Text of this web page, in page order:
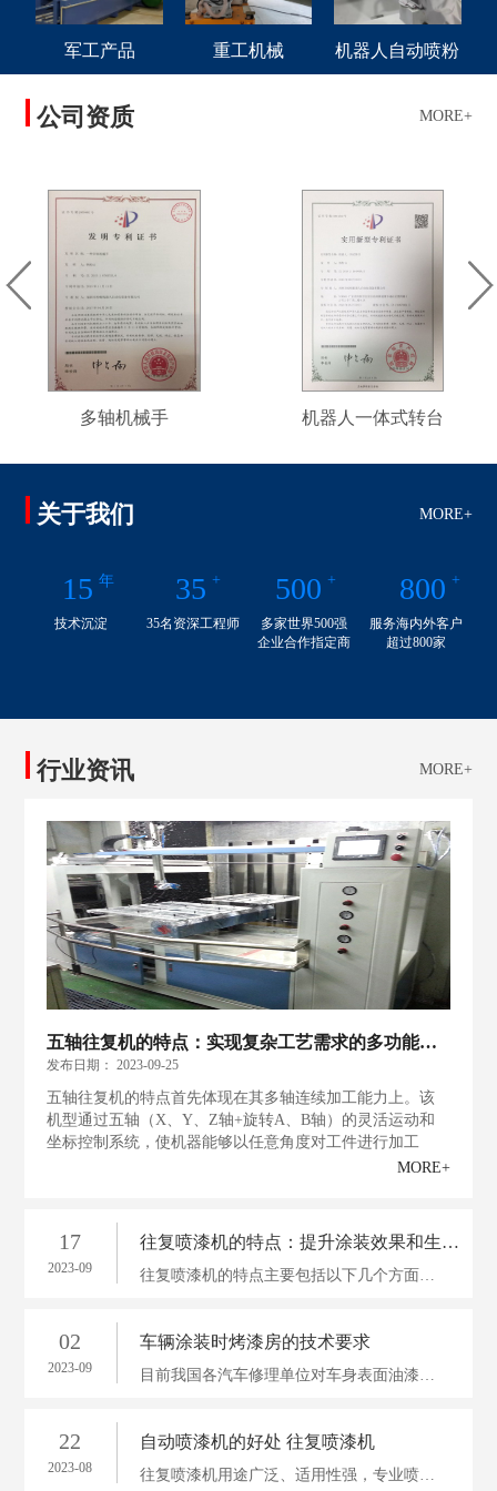
军工产品 重工机械 机器人自动喷粉
公司资质 MORE+
多轴机械手 机器人一体式转台
关于我们 MORE+
15 年
技术沉淀
35 +
35名资深工程师
500 +
多家世界500强
企业合作指定商
800 +
服务海内外客户
超过800家
行业资讯 MORE+
五轴往复机的特点：实现复杂工艺需求的多功能机器
发布日期：2023-09-25
五轴往复机的特点首先体现在其多轴连续加工能力上。该
机型通过五轴（X、Y、Z轴+旋转A、B轴）的灵活运动和
坐标控制系统，使机器能够以任意角度对工件进行加工
MORE+
17
2023-09
往复喷漆机的特点：提升涂装效果和生产效率的理想选择
往复喷漆机的特点主要包括以下几个方面。首先，它具有高精度的喷漆系统。往复喷漆机采用精密控制技术，能够精确控制喷漆厚度和喷漆速度，实现对产品表面的均匀涂布
02
2023-09
车辆涂装时烤漆房的技术要求
目前我国各汽车修理单位对车身表面油漆的修补涂装的施工；大多采用单车手工作业。为了保证汽车车身表面油漆喷涂质量，一般应用汽车喷漆烤漆房等设备
22
2023-08
自动喷漆机的好处 往复喷漆机
往复喷漆机用途广泛、适用性强，专业喷涂针对性强，(双盘可增加一倍产量），能达到高品质、高效率喷涂； 喷漆机完全数字化电脑操作,可记忆存储资料参数,人性化图形显